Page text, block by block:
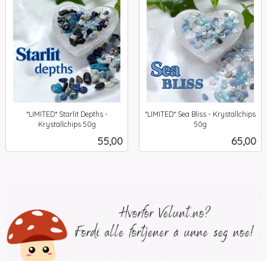
*LIMITED* Starlit Depths -
Krystallchips 50g
Pris
55,00
*LIMITED* Sea Bliss - Krystallchips
50g
Pris
65,00